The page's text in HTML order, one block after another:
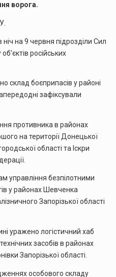
ворога.
на 9 червня підрозділи Сил
російських
склад боєприпасів у районі
зафіксували
противника в районах
на території Донецької
області та Іскри
управління безпілотними
у районах Шевченка
Запорізької області
уражено логістичний хаб
засобів в районах
Запорізької області.
особового складу